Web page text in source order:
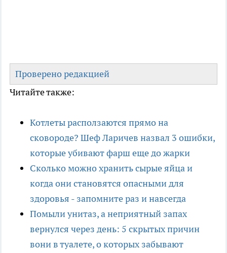
Проверено редакцией
Читайте также:
Котлеты расползаются прямо на
сковороде? Шеф Ларичев назвал 3 ошибки,
которые убивают фарш еще до жарки
Сколько можно хранить сырые яйца и
когда они становятся опасными для
здоровья - запомните раз и навсегда
Помыли унитаз, а неприятный запах
вернулся через день: 5 скрытых причин
вони в туалете, о которых забывают